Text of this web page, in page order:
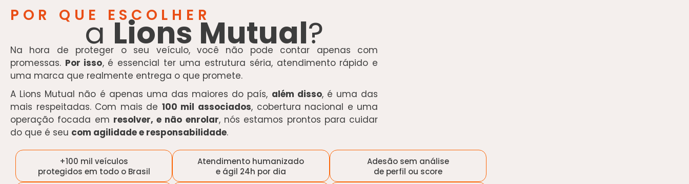
POR QUE ESCOLHER
aLions Mutual?
Na hora de proteger o seu veículo, você não pode contar apenas com
promessas. Por isso, é essencial ter uma estrutura séria, atendimento rápido e
uma marca que realmente entrega o que promete.
A Lions Mutual não é apenas uma das maiores do país, além disso, é uma das
mais respeitadas. Com mais de 100 mil associados, cobertura nacional e uma
operação focada em resolver, e não enrolar, nós estamos prontos para cuidar
do que é seu com agilidade e responsabilidade.
+100 mil veículos
protegidos em todo o Brasil
Atendimento humanizado
e ágil 24h por dia
Adesão sem análise
de perfil ou score